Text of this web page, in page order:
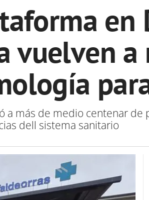
en
vuelven
a más de medio centenar
dell sistema sanitario